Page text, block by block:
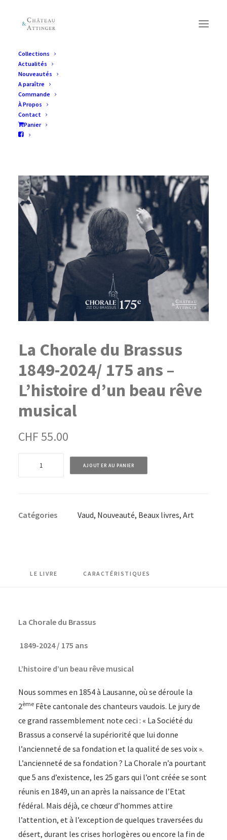
Collections
Actualités
Nouveautés
A paraître
Commande
À Propos
Contact
Panier
La Chorale du Brassus
1849-2024/ 175 ans –
L’histoire d’un beau rêve
musical
CHF55.00
du
beau
musical
AJOUTER AU PANIER
Catégories Vaud, Nouveauté, Beaux livres, Art
LE LIVRE CARACTÉRISTIQUES
La Chorale du Brassus
1849-2024 / 175 ans
L’histoire d’un beau rêve musical
Nous sommes en 1854 à Lausanne, où se déroule la
2ème Fête cantonale des chanteurs vaudois. Le jury de
ce grand rassemblement note ceci : « La Société du
Brassus a conservé la supériorité que lui donne
l’ancienneté de sa fondation et la qualité de ses voix ».
L’ancienneté de sa fondation ? La Chorale n’a pourtant
que 5 ans d’existence, les 25 gars qui l’ont créée se sont
réunis en 1849, un an après la naissance de l’Etat
fédéral. Mais déjà, ce chœur d’hommes attire
l’attention, et à l’exception de quelques traversées du
désert, durant les crises horlogères ou encore la fin de